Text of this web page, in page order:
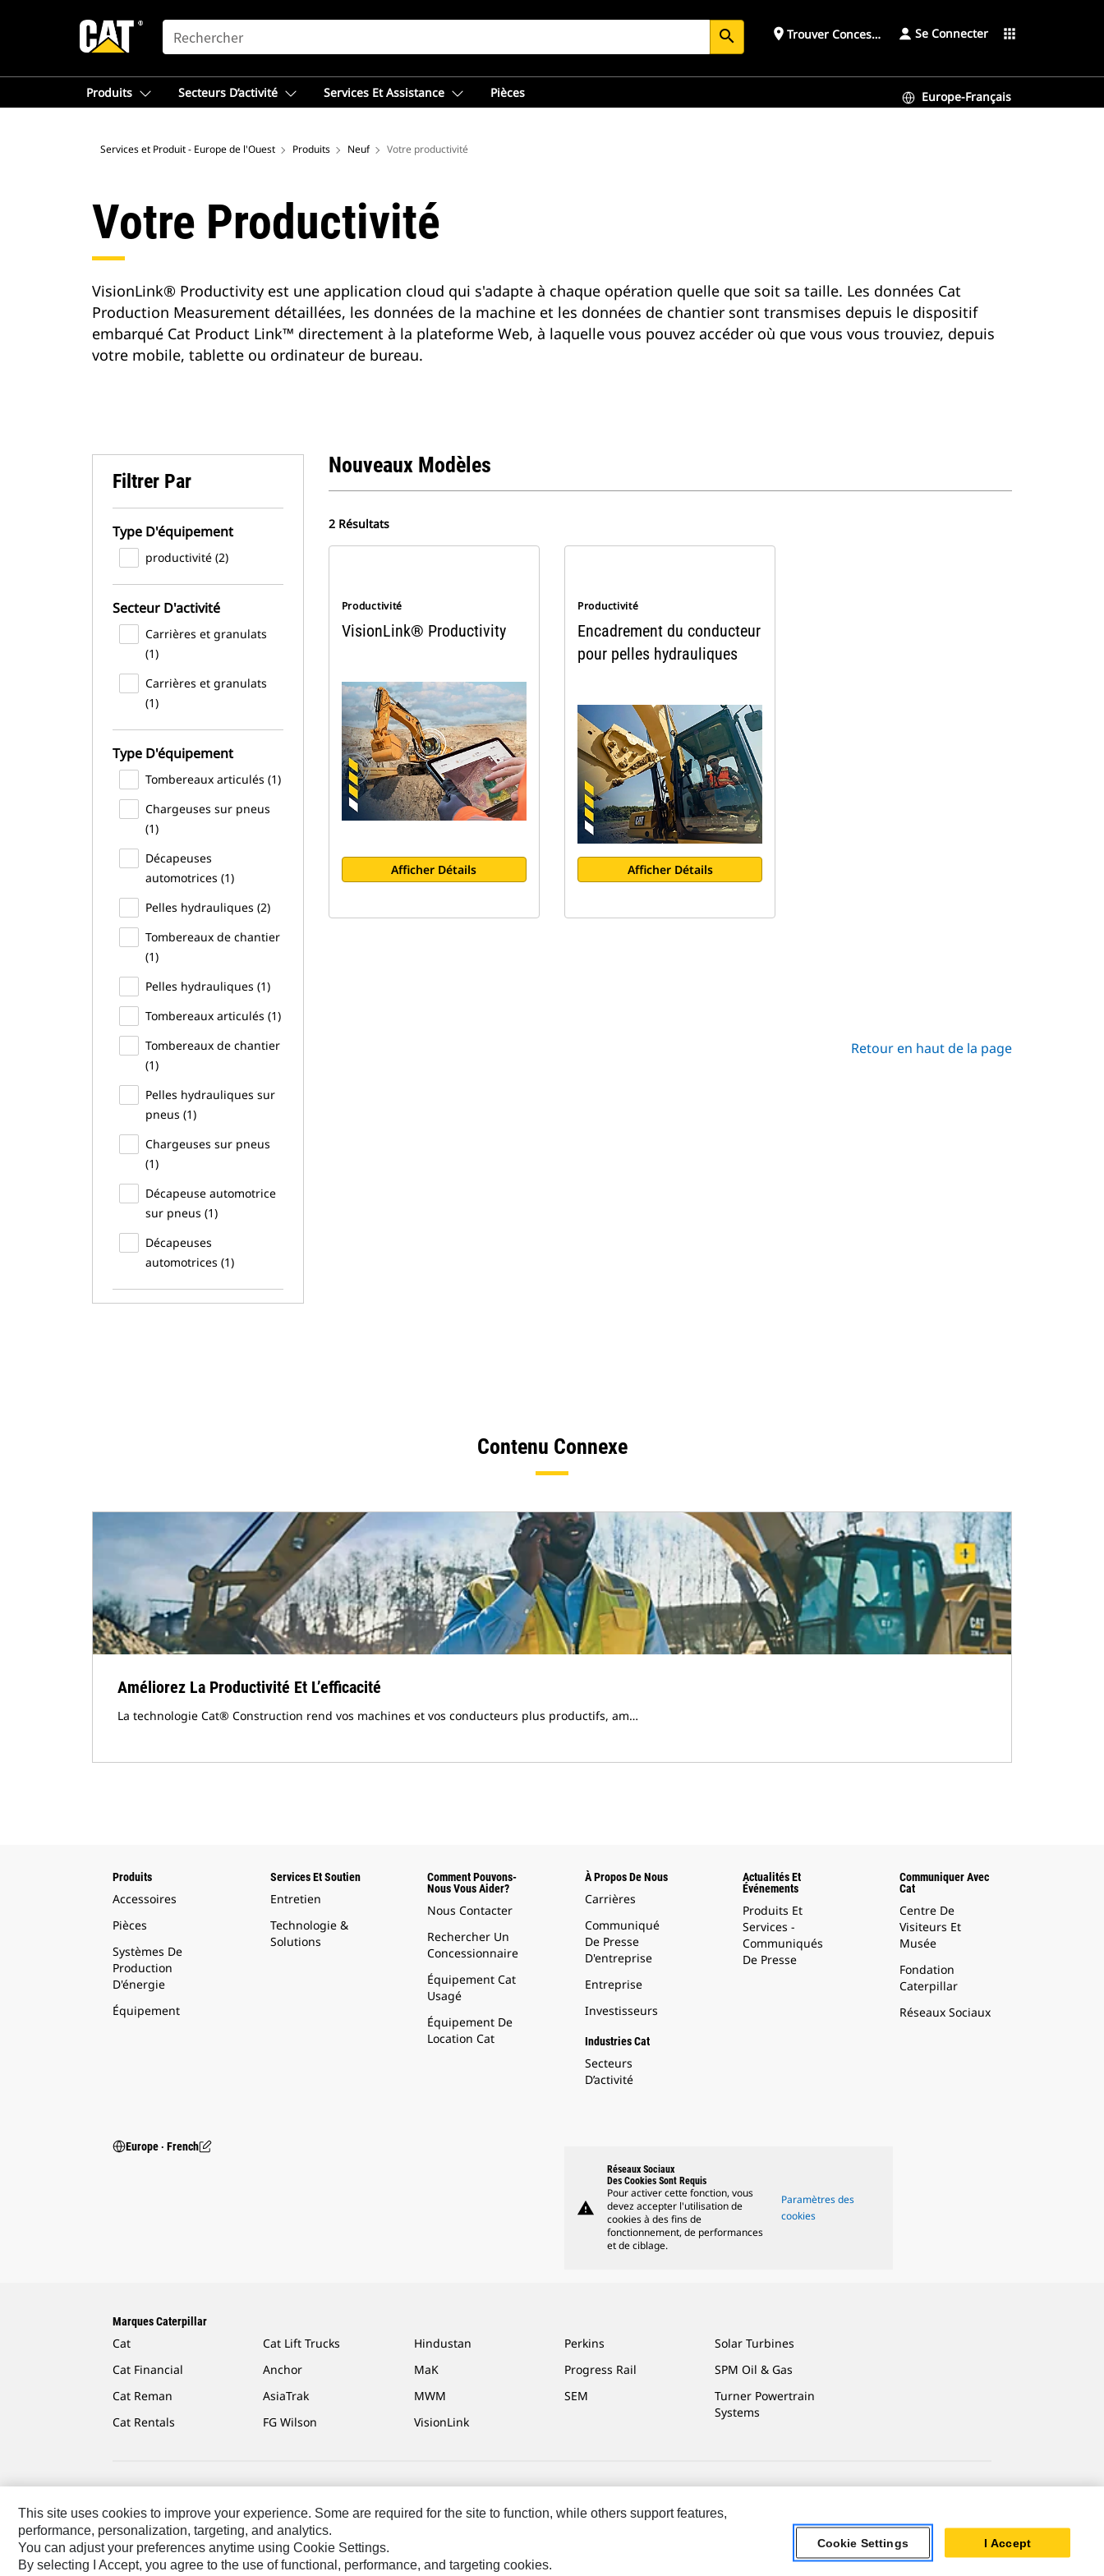
SEARCH search place Trouver ConcessionnaireSe Connecter apps
Produits Secteurs D’activité Services Et Assistance Pièces Europe-Français
Services et Produit - Europe de l'Ouest Produits Neuf Votre productivité
Votre Productivité
VisionLink® Productivity est une application cloud qui s'adapte à chaque opération quelle que soit sa taille. Les données Cat
Production Measurement détaillées, les données de la machine et les données de chantier sont transmises depuis le dispositif
embarqué Cat Product Link™ directement à la plateforme Web, à laquelle vous pouvez accéder où que vous vous trouviez, depuis
votre mobile, tablette ou ordinateur de bureau.
Filtrer Par
Type D'équipement
productivité (2)
Secteur D'activité
Carrières et granulats
(1)
Carrières et granulats
(1)
Type D'équipement
Tombereaux articulés (1)
Chargeuses sur pneus
(1)
Décapeuses
automotrices (1)
Pelles hydrauliques (2)
Tombereaux de chantier
(1)
Pelles hydrauliques (1)
Tombereaux articulés (1)
Tombereaux de chantier
(1)
Pelles hydrauliques sur
pneus (1)
Chargeuses sur pneus
(1)
Décapeuse automotrice
sur pneus (1)
Décapeuses
automotrices (1)
Nouveaux Modèles
2 Résultats
Productivité
VisionLink® Productivity
Afficher Détails
Productivité
Encadrement du conducteur
pour pelles hydrauliques
Afficher Détails
Retour en haut de la page
Contenu Connexe
Améliorez La Productivité Et L’efficacité
La technologie Cat® Construction rend vos machines et vos conducteurs plus productifs, am…
Produits
Accessoires
Pièces
Systèmes De
Production
D'énergie
Équipement
Services Et Soutien
Entretien
Technologie &
Solutions
Comment Pouvons-
Nous Vous Aider?
Nous Contacter
Rechercher Un
Concessionnaire
Équipement Cat
Usagé
Équipement De
Location Cat
À Propos De Nous
Carrières
Communiqué
De Presse
D'entreprise
Entreprise
Investisseurs
Industries Cat
Secteurs
D’activité
Actualités Et
Événements
Produits Et
Services -
Communiqués
De Presse
Communiquer Avec
Cat
Centre De
Visiteurs Et
Musée
Fondation
Caterpillar
Réseaux Sociaux
Europe ‧ French
warning
Réseaux Sociaux
Des Cookies Sont Requis
Pour activer cette fonction, vous
devez accepter l'utilisation de
cookies à des fins de
fonctionnement, de performances
et de ciblage.
Paramètres des
cookies
Marques Caterpillar
Cat
Cat Financial
Cat Reman
Cat Rentals
Cat Lift Trucks
Anchor
AsiaTrak
FG Wilson
Hindustan
MaK
MWM
VisionLink
Perkins
Progress Rail
SEM
Solar Turbines
SPM Oil & Gas
Turner Powertrain
Systems
Europe - Français © 2026 Caterpillar. Tous droits réservés.
This site uses cookies to improve your experience. Some are required for the site to function, while others support features,
performance, personalization, targeting, and analytics.
You can adjust your preferences anytime using Cookie Settings.
By selecting I Accept, you agree to the use of functional, performance, and targeting cookies.
Cookie Settings I Accept